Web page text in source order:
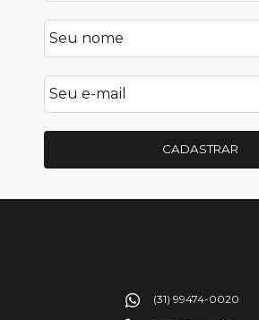
CADASTRAR
(31) 99474-0020